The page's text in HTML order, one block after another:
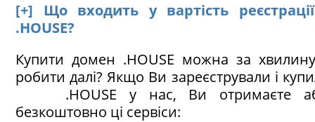
[+] Що входить у вартість
.HOUSE?
Купити домен .HOUSE можна за
робити далі? Якщо Ви зареєстрували і
.HOUSE у нас, Ви отримаєте
безкоштовно ці сервіси: